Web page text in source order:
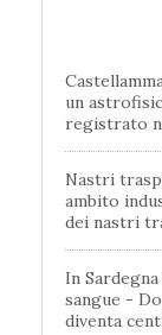
un
registrato
Nastri
ambito
dei nastri
In
sangue -
diventa